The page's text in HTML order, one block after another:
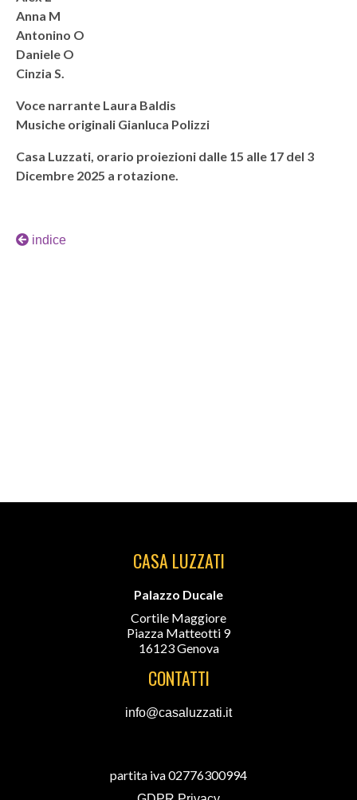
Anna M
Antonino O
Daniele O
Cinzia S.
Voce narrante Laura Baldis
Musiche originali Gianluca Polizzi
Casa Luzzati, orario proiezioni dalle 15 alle 17 del 3
Dicembre 2025 a rotazione.
indice
CASA LUZZATI
Palazzo Ducale
Cortile Maggiore
Piazza Matteotti 9
16123 Genova
CONTATTI
info@casaluzzati.it
partita iva 02776300994